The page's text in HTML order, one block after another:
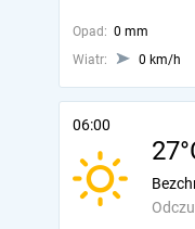
Opad: 0 mm
Wiatr:
0 km/h
06:00